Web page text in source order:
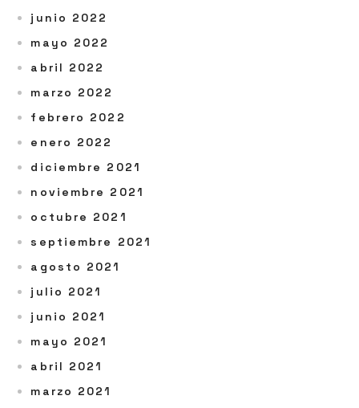
junio 2022
mayo 2022
abril 2022
marzo 2022
febrero 2022
enero 2022
diciembre 2021
noviembre 2021
octubre 2021
septiembre 2021
agosto 2021
julio 2021
junio 2021
mayo 2021
abril 2021
marzo 2021